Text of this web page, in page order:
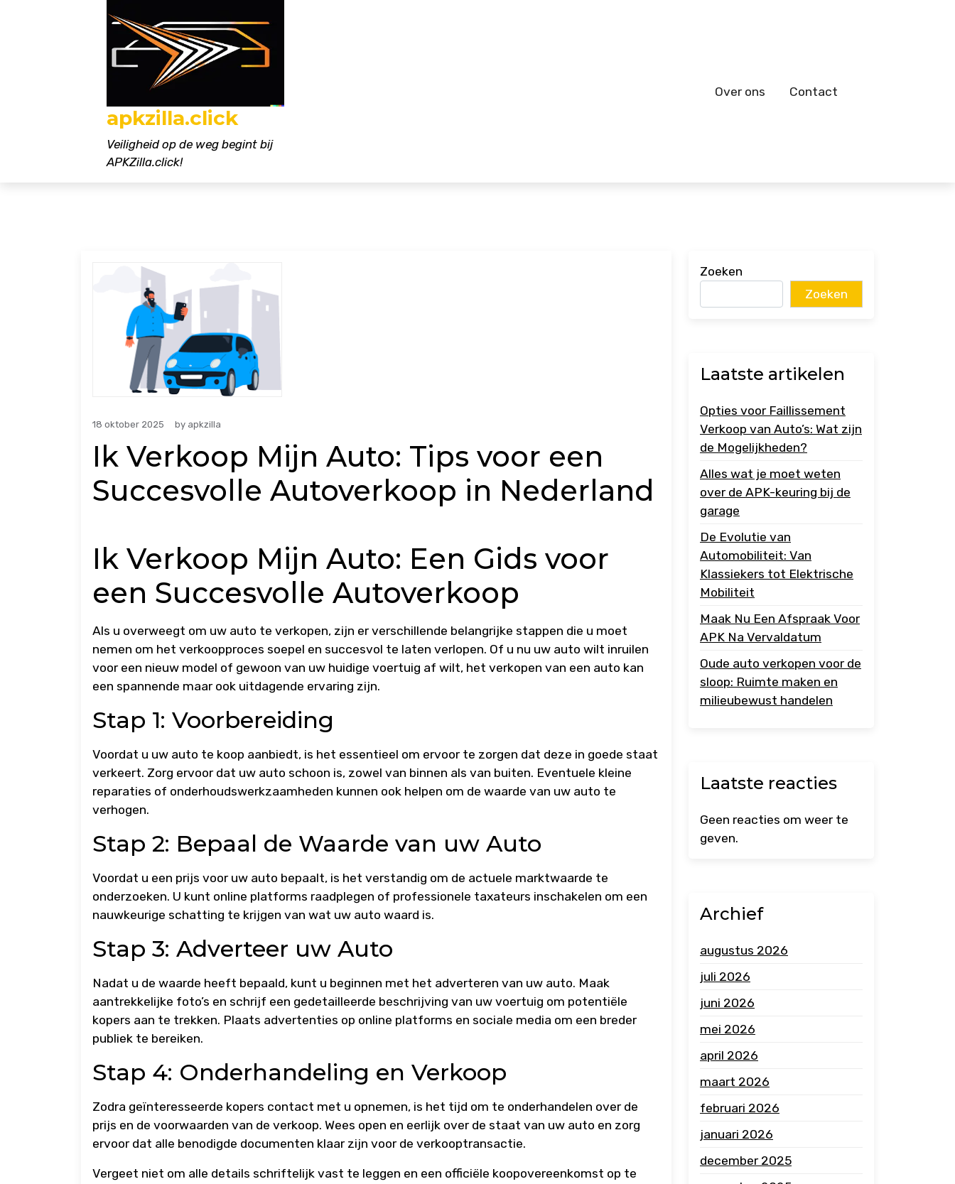
apkzilla.click
Veiligheid op de weg begint bij
APKZilla.click!
Over ons Contact
18 oktober 2025 by apkzilla
Ik Verkoop Mijn Auto: Tips voor een
Succesvolle Autoverkoop in Nederland
Ik Verkoop Mijn Auto: Een Gids voor
een Succesvolle Autoverkoop
Als u overweegt om uw auto te verkopen, zijn er verschillende belangrijke stappen die u moet
nemen om het verkoopproces soepel en succesvol te laten verlopen. Of u nu uw auto wilt inruilen
voor een nieuw model of gewoon van uw huidige voertuig af wilt, het verkopen van een auto kan
een spannende maar ook uitdagende ervaring zijn.
Stap 1: Voorbereiding
Voordat u uw auto te koop aanbiedt, is het essentieel om ervoor te zorgen dat deze in goede staat
verkeert. Zorg ervoor dat uw auto schoon is, zowel van binnen als van buiten. Eventuele kleine
reparaties of onderhoudswerkzaamheden kunnen ook helpen om de waarde van uw auto te
verhogen.
Stap 2: Bepaal de Waarde van uw Auto
Voordat u een prijs voor uw auto bepaalt, is het verstandig om de actuele marktwaarde te
onderzoeken. U kunt online platforms raadplegen of professionele taxateurs inschakelen om een
nauwkeurige schatting te krijgen van wat uw auto waard is.
Stap 3: Adverteer uw Auto
Nadat u de waarde heeft bepaald, kunt u beginnen met het adverteren van uw auto. Maak
aantrekkelijke foto’s en schrijf een gedetailleerde beschrijving van uw voertuig om potentiële
kopers aan te trekken. Plaats advertenties op online platforms en sociale media om een breder
publiek te bereiken.
Stap 4: Onderhandeling en Verkoop
Zodra geïnteresseerde kopers contact met u opnemen, is het tijd om te onderhandelen over de
prijs en de voorwaarden van de verkoop. Wees open en eerlijk over de staat van uw auto en zorg
ervoor dat alle benodigde documenten klaar zijn voor de verkooptransactie.
Vergeet niet om alle details schriftelijk vast te leggen en een officiële koopovereenkomst op te
Zoeken
Zoeken
Laatste artikelen
Opties voor Faillissement
Verkoop van Auto’s: Wat zijn
de Mogelijkheden?
Alles wat je moet weten
over de APK-keuring bij de
garage
De Evolutie van
Automobiliteit: Van
Klassiekers tot Elektrische
Mobiliteit
Maak Nu Een Afspraak Voor
APK Na Vervaldatum
Oude auto verkopen voor de
sloop: Ruimte maken en
milieubewust handelen
Laatste reacties
Geen reacties om weer te
geven.
Archief
augustus 2026
juli 2026
juni 2026
mei 2026
april 2026
maart 2026
februari 2026
januari 2026
december 2025